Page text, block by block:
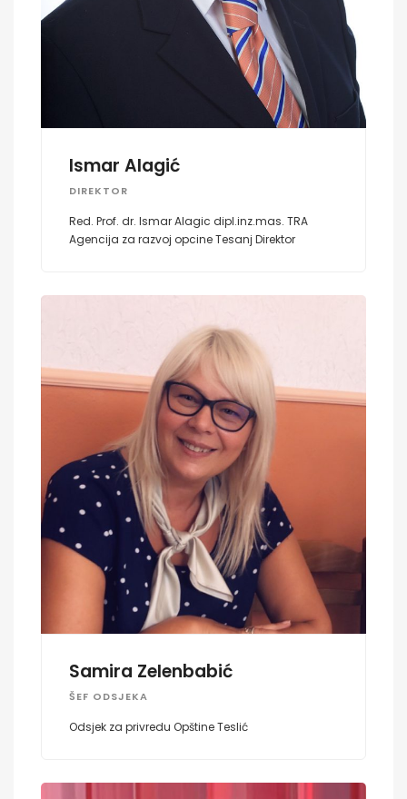
Ismar Alagić
DIREKTOR
Red. Prof. dr. Ismar Alagic dipl.inz.mas. TRA
Agencija za razvoj opcine Tesanj Direktor
Samira Zelenbabić
ŠEF ODSJEKA
Odsjek za privredu Opštine Teslić